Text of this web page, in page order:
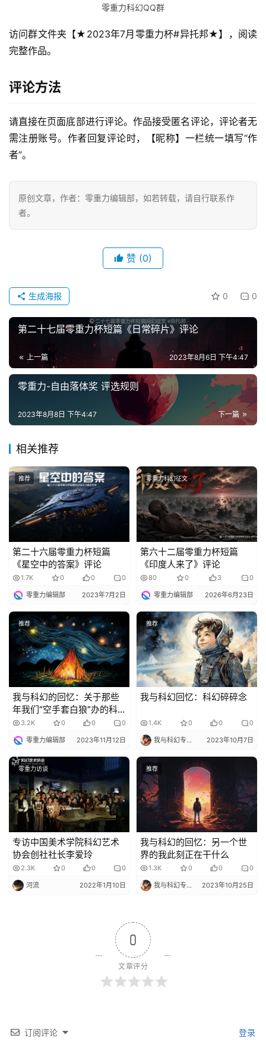
零
力
科
幻
稿
文
章
幻
资
讯
题
科
幻
小
说
库
登录 注册
零重力科幻QQ群
访问群文件夹【★2023年7月零重力杯#异托邦★】，阅读
完整作品。
评论方法
请直接在页面底部进行评论。作品接受匿名评论，评论者无
需注册账号。作者回复评论时，【昵称】一栏统一填写“作
者”。
原创文章，作者：零重力编辑部，如若转载，请自行联系作
者。
赞 (0)
0 0
生成海报
第二十七届零重力杯短篇《日常碎片》评论
上一篇 2023年8月6日 下午4:47
零重力-自由落体奖 评选规则
下一篇
2023年8月8日 下午4:47
相关推荐
推荐
第二十六届零重力杯短篇
《星空中的答案》评论
1.7K 0 0 0
零重力编辑部 2023年7月2日
零重力科幻征文
第六十二届零重力杯短篇
《印度人来了》评论
80 0 3 0
零重力编辑部 2026年6月23日
推荐
我与科幻的回忆：关于那些
年我们“空手套白狼”办的科
幻讲座
3.2K 0 0 0
零重力编辑部 2023年11月12日
推荐
我与科幻回忆：科幻碎碎念
1.4K 0 0 0
我与科幻专栏小编 2023年10月7日
零重力访谈
专访中国美术学院科幻艺术
协会创社社长李爱玲
2.3K 0 0 0
河流 2022年1月10日
推荐
我与科幻的回忆：另一个世
界的我此刻正在干什么
1.3K 0 0 0
我与科幻专栏小编 2023年10月25日
0
文章评分
订阅评论 登录